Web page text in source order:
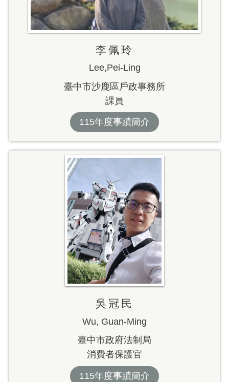
李佩玲
Lee,Pei-Ling
臺中市沙鹿區戶政事務所
課員
115年度事蹟簡介
吳冠民
Wu, Guan-Ming
臺中市政府法制局
消費者保護官
115年度事蹟簡介